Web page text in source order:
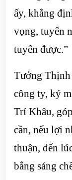
ấy, khẳng
vọng, tuyển
tuyển được.”
Tưởng Thịnh
công ty, ký
Trí Khâu,
cần, nếu lợi
thuận, đến
bằng sáng